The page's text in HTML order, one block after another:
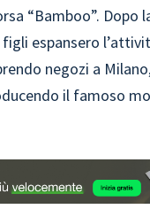
“Bamboo”. Dopo
figli espansero
negozi a
il famoso